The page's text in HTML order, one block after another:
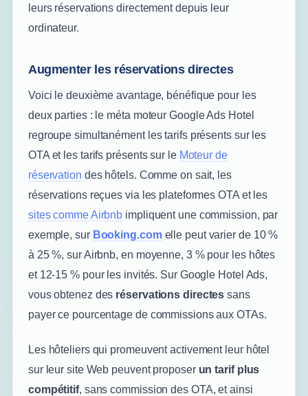
leurs réservations directement depuis leur
ordinateur.
Augmenter les réservations directes
Voici le deuxième avantage, bénéfique pour les
deux parties : le méta moteur Google Ads Hotel
regroupe simultanément les tarifs présents sur les
OTA et les tarifs présents sur le Moteur de
réservation des hôtels. Comme on sait, les
réservations reçues via les plateformes OTA et les
sites comme Airbnb impliquent une commission, par
exemple, sur Booking.comelle peut varier de 10 %
à 25 %, sur Airbnb, en moyenne, 3 % pour les hôtes
et 12-15 % pour les invités. Sur Google Hotel Ads,
vous obtenez des réservations directes sans
payer ce pourcentage de commissions aux OTAs.
Les hôteliers qui promeuvent activement leur hôtel
sur leur site Web peuvent proposer un tarif plus
compétitif, sans commission des OTA, et ainsi